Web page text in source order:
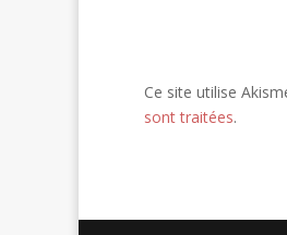
Ce site utilise
sont traitées.